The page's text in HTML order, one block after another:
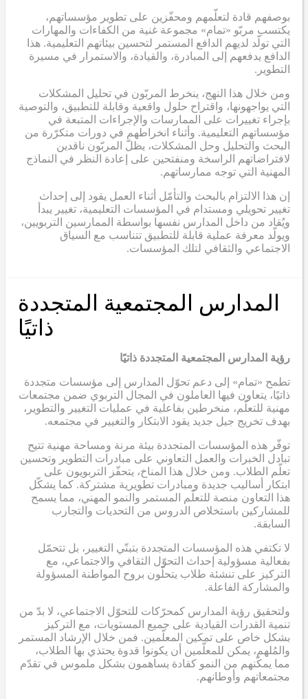
بوصفهم قادة لتعلّمهم ومحفّزين على تطوير مؤسساتهم،
يكتسب مربّو «تمام» مجموعة غنية من الكفاءات والمهارات
التي تولّد لديهم الدافع المستمر لتحسين بيئاتهم التعليمية. هذا
الدافع يدفعهم إلى المبادرة، والقيادة، والاستمرار في مسيرة
التطوير.
ومن خلال هذا النهج، ينخرط المربّون في تحليل المشكلات
التي يواجهونها، واقتراح حلول واقعية وقابلة للتطبيق، والتوصية
بإجراء تغييرات على الممارسات والإجراءات المتبعة في
مؤسساتهم التعليمية. وأثناء انخراطهم في دورات متكرّرة من
البحث والتحليل وحل المشكلات، يظلّ المربّون ناقدين
لافتراضاتهم الراسخة ومنفتحين على إعادة النظر في النماذج
المهنية التي توجه ممارساتهم.
إن هذا الالتزام بالبحث والتأمّل أثناء العمل يقود إلى إحداث
تغيير تحويلي ومستدام في المؤسسات التعليمية، تغيير يبدأ
ويُقاد من داخل المدارس نفسها بواسطة الممارسين التربويين،
ويولّد معرفة عملية قابلة للتطبيق تتناسب مع السياق
الاجتماعي والثقافي لتلك المؤسسات.
المدارس المجتمعية المتجددة
ذاتيًا
رؤية المدارس المجتمعية المتجددة ذاتيًا
تطمح «تمام» إلى دعم تحوّل المدارس إلى مؤسسات متجددة
ذاتيًا، يتعاون فيها العاملون في المجال التربوي ضمن مجتمعات
مهنية للتعلّم، منخرطين بفاعلية في عمليات التغيير والتطوير،
بهدف تخريج جيل جديد يقود الابتكار والتغيير في مجتمعه.
توفّر هذه المؤسسات المتجددة بيئة مرنة ومساحة مهنية تتيح
تبادل الخبرات والعمل التعاوني على مبادرات التطوير وتحسين
تعلّم الطلاب. ومن خلال هذا المناخ، يتحفّز التربويون على
ابتكار أساليب جديدة ومبادرات تطويرية مشتركة. كما يشكّل
هذا التعاون منصة للتعلّم المستمر والنمو المهني، مما يسمح
للمشاركين باستخلاص الدروس من التحديات والتجارب
السابقة.
لا تكتفي هذه المؤسسات المتجددة بتبنّي التغيير، بل تتحمّل
بفعالية مسؤولية إحداث التحوّل الثقافي والاجتماعي، مع
التركيز على تنشئة طلاب يتحلّون بروح المواطنة المسؤولة
والمشاركة الفاعلة.
ولتحقيق رؤية المدارس كمحرّكات للتحوّل الاجتماعي، لا بدّ من
تنمية القدرات القيادية على جميع المستويات، مع التركيز
بشكل خاص على تمكين المعلّمين. فمن خلال الإرشاد المستمر
والمُلهم، يمكن للمعلّمين أن يكونوا قدوة يحتذي بها الطلاب،
مما يمكّنهم من النمو كقادة يساهمون بشكل ملموس في تقدّم
مجتمعاتهم وأوطانهم.